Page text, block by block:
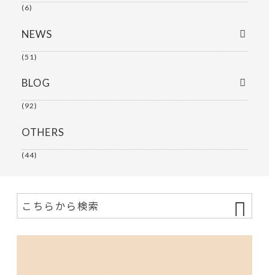
(6)
NEWS
(51)
BLOG
(92)
OTHERS
(44)